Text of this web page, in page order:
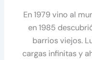
En 1979 vino al
en 1985
barrios viejos.
cargas infinitas y